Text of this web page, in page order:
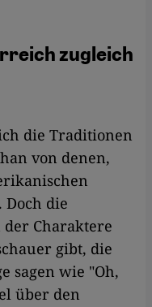
zugleich
die Traditionen
von denen,
die
Charaktere
gibt, die
sagen wie "Oh,
über den